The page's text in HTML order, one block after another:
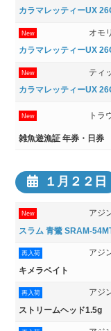
カラマレッティーUX
New オモ
カラマレッティーUX
New ティ
カラマレッティーUX
New トラ
雑魚遊漁証 年券・日券
１月２２日
New アジ
スラム 青鷺 SRAM-
再入荷 アジ
キメラベイト
再入荷 アジ
ストリームヘッド1.5g